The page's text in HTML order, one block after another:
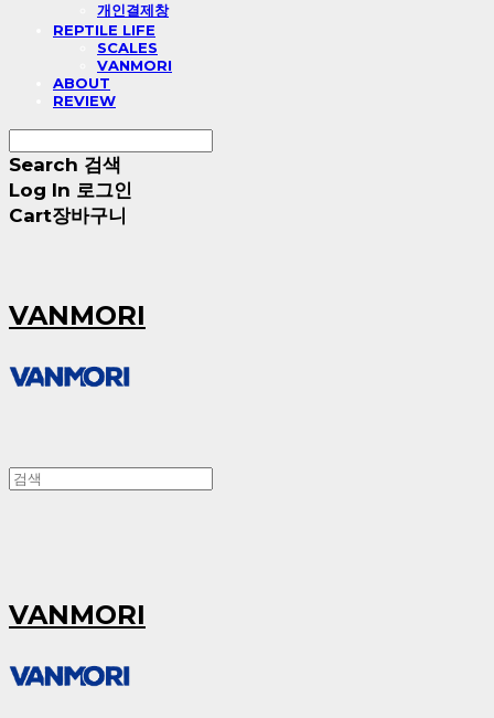
개인결제창
REPTILE LIFE
SCALES
VANMORI
ABOUT
REVIEW
Search 검색
Log In 로그인
Cart장바구니
VANMORI
VANMORI